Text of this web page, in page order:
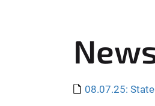
h
e
r
08.07.25: